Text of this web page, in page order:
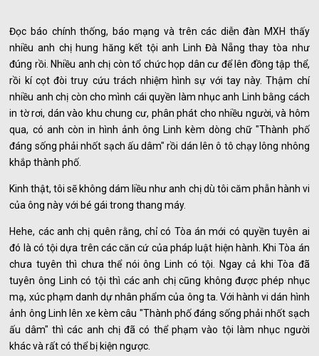
Đọc báo chính thống, báo mạng và trên các diễn đàn MXH thấy
nhiều anh chị hung hăng kết tội anh Linh Đà Nẵng thay tòa như
đúng rồi. Nhiều anh chị còn tổ chức họp dân cư để lên đồng tập thể,
rồi kí cọt đòi truy cứu trách nhiệm hình sự với tay này. Thậm chí
nhiều anh chị còn cho mình cái quyền làm nhục anh Linh bằng cách
in tờ rơi, dán vào khu chung cư, phân phát cho nhiều người, và hôm
qua, có anh còn in hình ảnh ông Linh kèm dòng chữ "Thành phố
đáng sống phải nhốt sạch ấu dâm" rồi dán lên ô tô chạy lông nhông
khắp thành phố.
Kinh thật, tôi sẽ không dám liều như anh chị dù tôi căm phẫn hành vi
của ông này với bé gái trong thang máy.
Hehe, các anh chị quên rằng, chỉ có Tòa án mới có quyền tuyên ai
đó là có tội dựa trên các căn cứ của pháp luật hiện hành. Khi Tòa án
chưa tuyên thì chưa thể nói ông Linh có tội. Ngay cả khi Tòa đã
tuyên ông Linh có tội thì các anh chị cũng không được phép nhục
mạ, xúc phạm danh dự nhân phẩm của ông ta. Với hành vi dán hình
ảnh ông Linh lên xe kèm câu "Thành phố đáng sống phải nhốt sạch
ấu dâm" thì các anh chị đã có thể phạm vào tội làm nhục người
khác và rất có thể bị kiện ngược.